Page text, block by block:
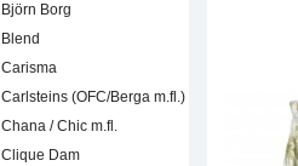
Björn Borg
Blend
Carisma
Carlsteins (OFC/Berga m.fl.)
Chana / Chic m.fl.
Clique Dam